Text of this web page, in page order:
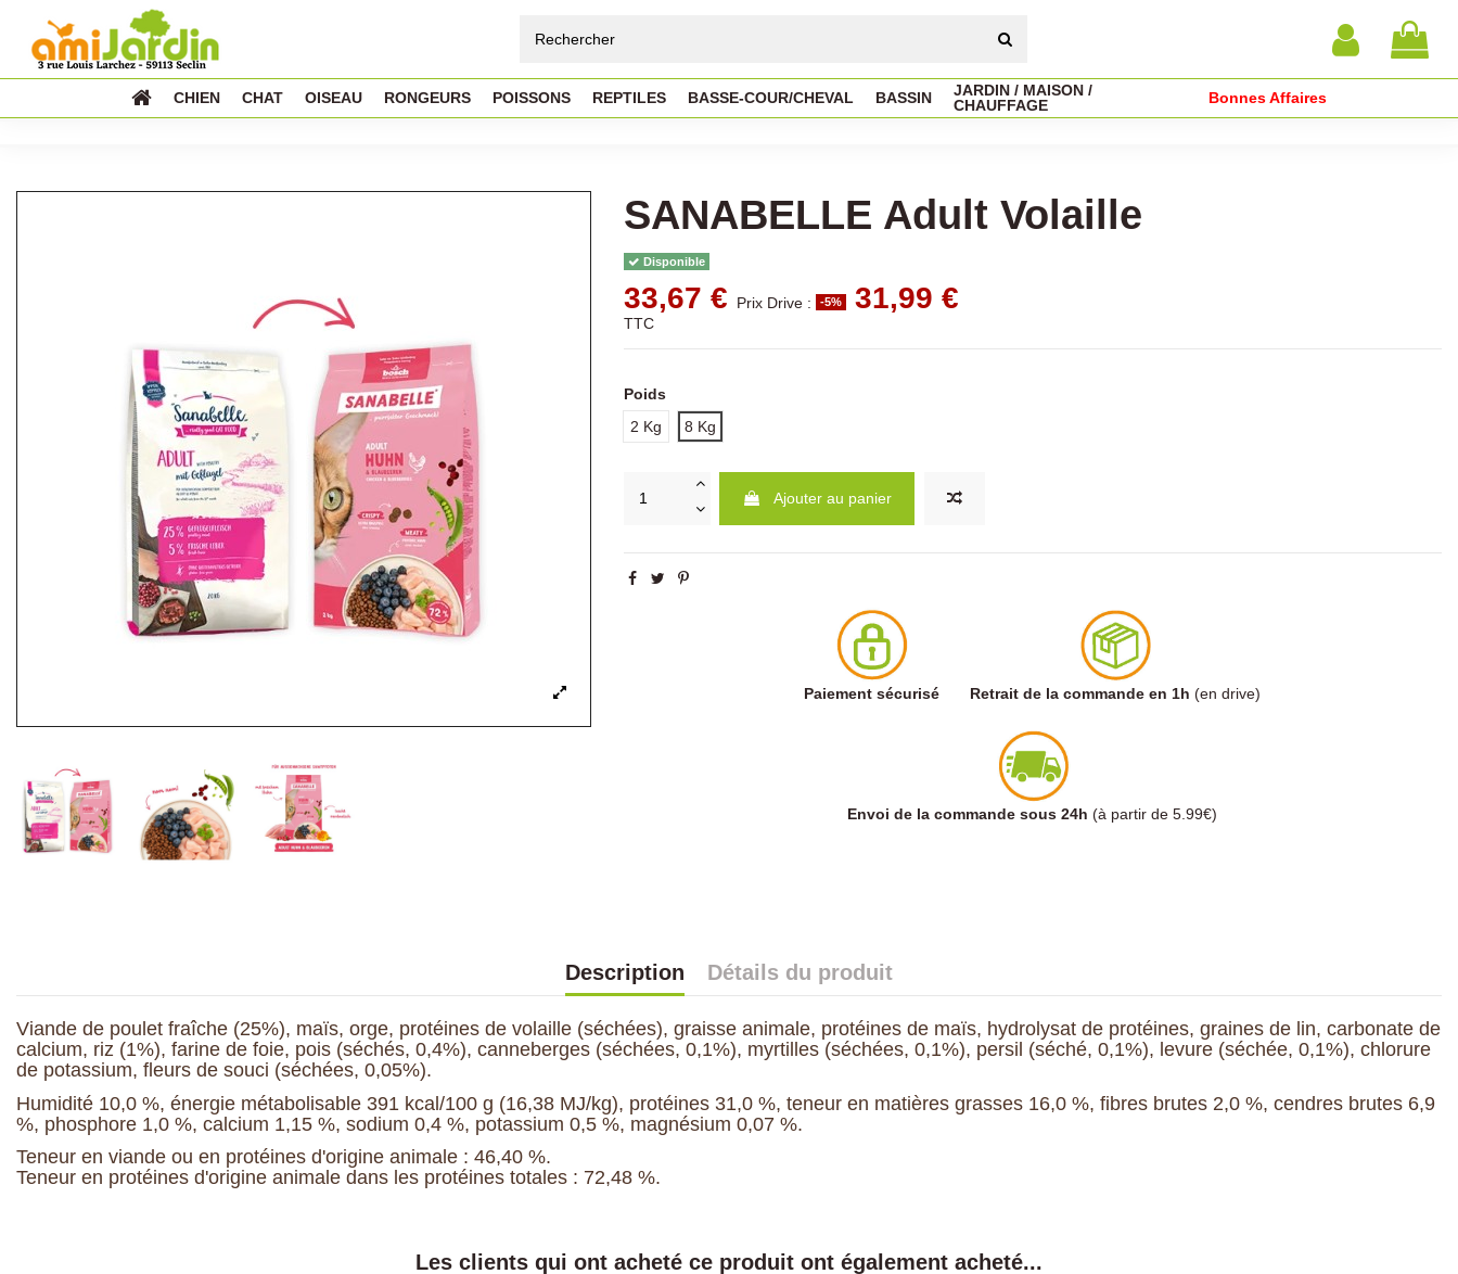
CHIEN CHAT OISEAU RONGEURS POISSONS REPTILES BASSE-COUR/CHEVAL BASSIN
JARDIN / MAISON /
CHAUFFAGE
Bonnes Affaires
SANABELLE Adult Volaille
Disponible
33,67 € Prix Drive : -5% 31,99 €
TTC
Poids
2 Kg
8 Kg
Ajouter au panier
Paiement sécurisé Retrait de la commande en 1h (en drive)
Envoi de la commande sous 24h (à partir de 5.99€)
Description Détails du produit
Viande de poulet fraîche (25%), maïs, orge, protéines de volaille (séchées), graisse animale, protéines de maïs, hydrolysat de protéines, graines de lin, carbonate de
calcium, riz (1%), farine de foie, pois (séchés, 0,4%), canneberges (séchées, 0,1%), myrtilles (séchées, 0,1%), persil (séché, 0,1%), levure (séchée, 0,1%), chlorure
de potassium, fleurs de souci (séchées, 0,05%).
Humidité 10,0 %, énergie métabolisable 391 kcal/100 g (16,38 MJ/kg), protéines 31,0 %, teneur en matières grasses 16,0 %, fibres brutes 2,0 %, cendres brutes 6,9
%, phosphore 1,0 %, calcium 1,15 %, sodium 0,4 %, potassium 0,5 %, magnésium 0,07 %.
Teneur en viande ou en protéines d'origine animale : 46,40 %.
Teneur en protéines d'origine animale dans les protéines totales : 72,48 %.
Les clients qui ont acheté ce produit ont également acheté...